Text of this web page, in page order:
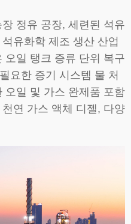
정유 공장, 세련된 석유
유화학 제조 생산 산업
오일 탱크 증류 단위 복구
요한 증기 시스템 물 처
오일 및 가스 완제품 포함
연 가스 액체 디젤, 다양